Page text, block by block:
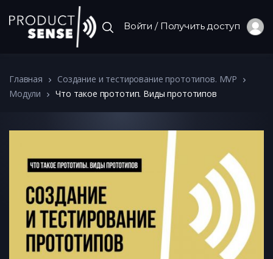
Войти / Получить доступ
Главная
Создание и тестирование прототипов. MVP
Модули
Что такое прототип. Виды прототипов